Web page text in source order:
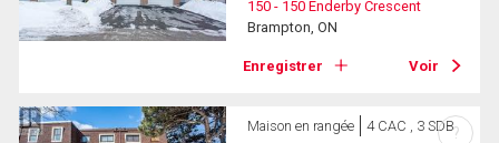
150 - 150 Enderby Crescent
Brampton, ON
Enregistrer Voir
Maison en rangée 4 CAC , 3 SDB?